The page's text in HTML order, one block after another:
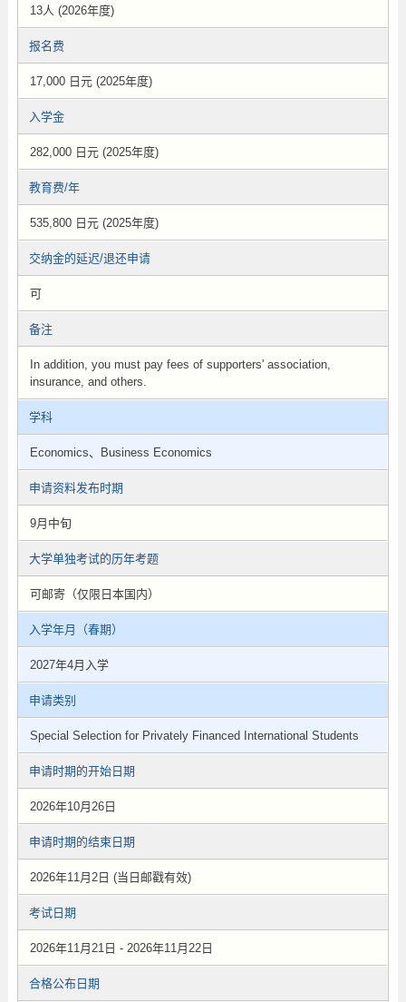
13人 (2026年度)
报名费
17,000 日元 (2025年度)
入学金
282,000 日元 (2025年度)
教育费/年
535,800 日元 (2025年度)
交纳金的延迟/退还申请
可
备注
In addition, you must pay fees of supporters' association,
insurance, and others.
学科
Economics、Business Economics
申请资料发布时期
9月中旬
大学单独考试的历年考题
可邮寄（仅限日本国内）
入学年月（春期）
2027年4月入学
申请类别
Special Selection for Privately Financed International Students
申请时期的开始日期
2026年10月26日
申请时期的结束日期
2026年11月2日 (当日邮戳有效)
考试日期
2026年11月21日 - 2026年11月22日
合格公布日期